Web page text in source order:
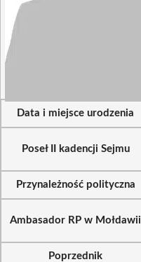
Data i miejsce urodzenia
Poseł II kadencji Sejmu
Przynależność polityczna
Ambasador RP w Mołdawii
Poprzednik